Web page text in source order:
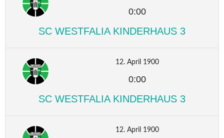
0:00
SC WESTFALIA KINDERHAUS 3
12. April 1900
0:00
SC WESTFALIA KINDERHAUS 3
12. April 1900